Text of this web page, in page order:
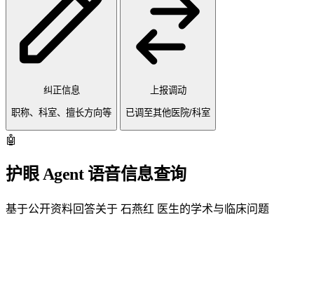
纠正信息
职称、科室、擅长方向等
上报调动
已调至其他医院/科室
🤖
护眼 Agent 语音信息查询
基于公开资料回答关于 石燕红 医生的学术与临床问题